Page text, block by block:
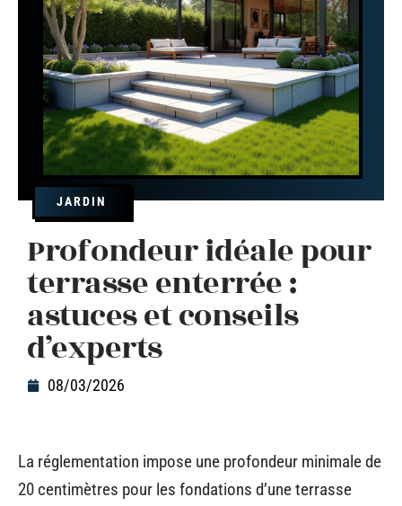
JARDIN
Profondeur idéale pour
terrasse enterrée :
astuces et conseils
d’experts
08/03/2026
La réglementation impose une profondeur minimale de
20 centimètres pour les fondations d’une terrasse